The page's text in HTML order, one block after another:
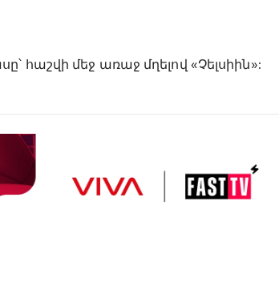
հաշվի մեջ առաջ մղելով «Չելսիին»: